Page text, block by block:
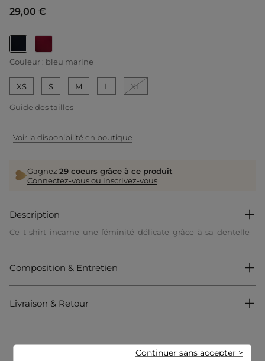
29,00 €
selected
Couleur : bleu marine
XS S M L XL
Guide des tailles
Voir la disponibilité en boutique
Gagnez 29 coeurs grâce à ce produit
Connectez-vous ou inscrivez-vous
Description
Ce t shirt incarne une féminité délicate grâce à sa dentelle
sublime les formes avec subtilité tout en restant moderne et
allie confort et allure sophistiquée au quotidien.
T shirt
Dentelle
Composition & Entretien
Livraison & Retour
Continuer sans accepter >